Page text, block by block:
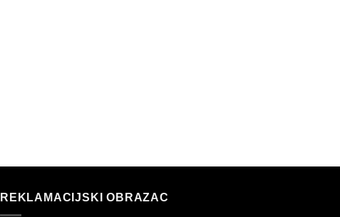
REKLAMACIJSKI OBRAZAC